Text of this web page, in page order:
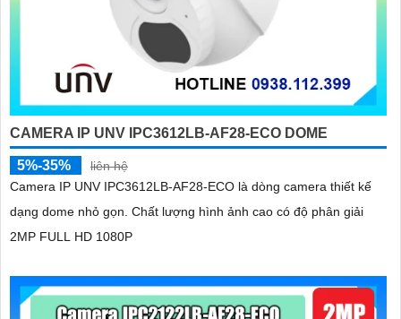
CAMERA IP UNV IPC3612LB-AF28-ECO DOME
5%-35%
liên hệ
Camera IP UNV IPC3612LB-AF28-ECO là dòng camera thiết kế
dạng dome nhỏ gọn. Chất lượng hình ảnh cao có độ phân giải
2MP FULL HD 1080P